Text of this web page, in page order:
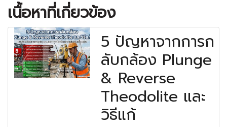
เนื้อหาที่เกี่ยวข้อง
5 ปัญหาจากการก
ลับกล้อง Plunge
& Reverse
Theodolite และ
วิธีแก้